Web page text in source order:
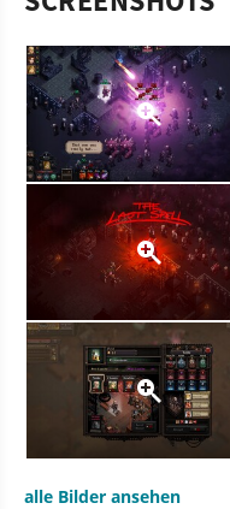
alle Bilder ansehen